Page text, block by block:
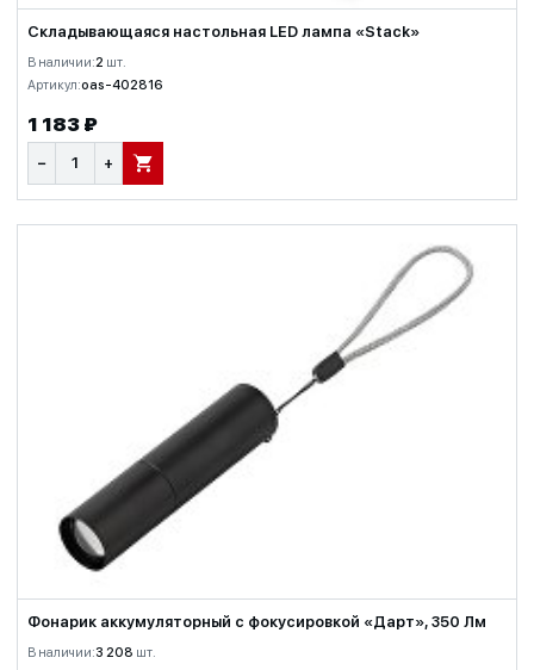
Складывающаяся настольная LED лампа «Stack»
В наличии:2 шт.
Артикул:oas-402816
1 183 ₽
− + В КОРЗИНУ
Фонарик аккумуляторный с фокусировкой «Дарт», 350 Лм
В наличии:3 208 шт.